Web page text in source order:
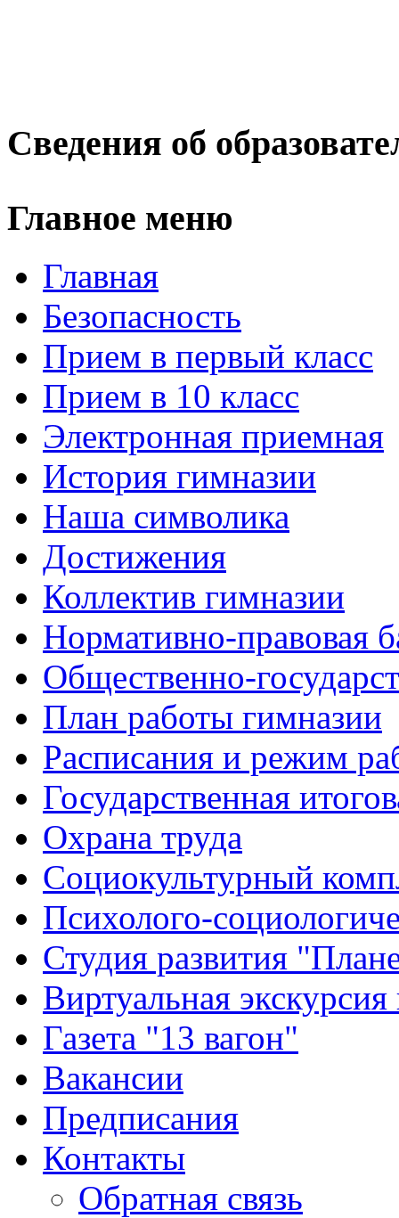
Сведения об
Главное меню
Главная
Безопасность
Прием в первый класс
Прием в 10 класс
Электронная приемная
История гимназии
Наша символика
Достижения
Коллектив гимназии
Нормативно-правовая
Общественно-
План работы гимназии
Расписания и режим
Государственная
Охрана труда
Социокультурный
Психолого-
Студия развития
Виртуальная
Газета "13 вагон"
Вакансии
Предписания
Контакты
Обратная связь